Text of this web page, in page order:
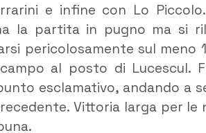
e infine con Lo
la partita in pugno ma si
pericolosamente sul meno
al posto di Lucescul.
esclamativo, andando a
Vittoria larga per le